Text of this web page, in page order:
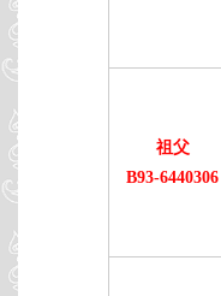
祖父
B93-6440306